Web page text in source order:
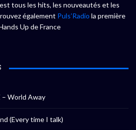
tous les hits, les nouveautés et les
également Puls’Radio la première
Up de France
– World Away
(Every time I talk)